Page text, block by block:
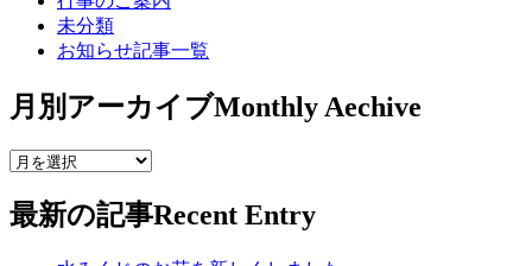
未分類
お知らせ記事一覧
月別アーカイブMonthly Aechive
最新の記事Recent Entry